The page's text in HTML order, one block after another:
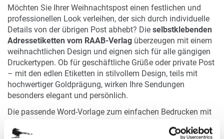
Möchten Sie Ihrer Weihnachtspost einen festlichen und
professionellen Look verleihen, der sich durch individuelle
Details von der übrigen Post abhebt? Die selbstklebenden
Adressetiketten vom RAAB-Verlag überzeugen mit einem
weihnachtlichen Design und eignen sich für alle gängigen
Druckertypen. Ob für geschäftliche Grüße oder private Post
– mit den edlen Etiketten in stilvollem Design, teils mit
hochwertiger Goldprägung, wirken Ihre Sendungen
besonders elegant und persönlich.
Die passende Word-Vorlage zum einfachen Bedrucken mit
zweckform.com/vorlage-3659